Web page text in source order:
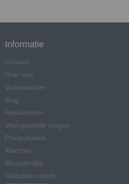
Informatie
Contact
Over ons
Voorwaarden
Blog
Retourneren
Veel gestelde vragen
Privacybeleid
Klachten
Woordenlijst
Calculation tools